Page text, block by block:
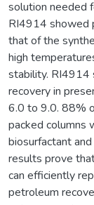
solution needed
RI4914 showed
that of the
high
stability. RI4914
recovery in
6.0 to 9.0. 88%
packed columns
biosurfactant
results prove
can efficiently
petroleum